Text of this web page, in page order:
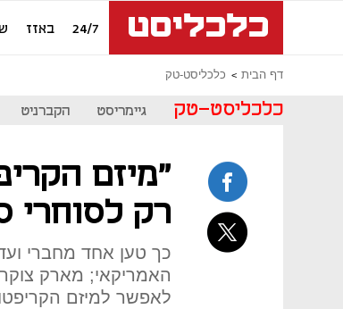
24/7 באזז
דף הבית כלכליסט-טק
כלכליסט-טק גיימריסט הקברניט
"מיזם
רק לסוחרי
כך טען אחד מחברי
האמריקאי; מארק
לאפשר למיזם